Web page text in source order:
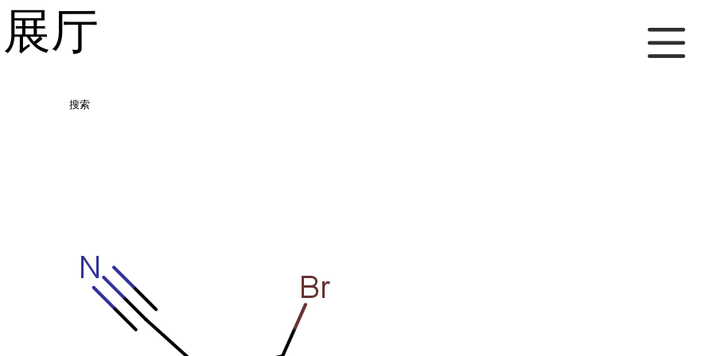
厅
搜索